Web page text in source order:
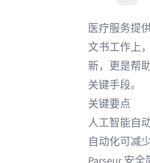
医疗服务提
文书工作上
新，更是帮
关键手段。
关键要点
人工智能自
自动化可减